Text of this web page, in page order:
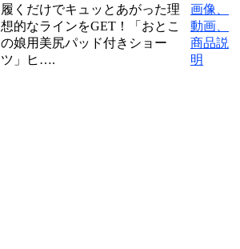
履くだけでキュッとあがった理
想的なラインをGET！「おとこ
の娘用美尻パッド付きショー
ツ」ヒ….
画像、
動画、
商品説
明